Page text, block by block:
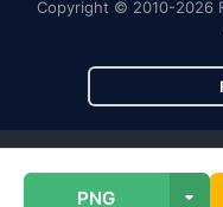
PNG
Copyright © 2010-2026